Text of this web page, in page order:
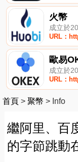
火幣
成立於
URL：
歐易
成立於
URL：
首頁 > 聚幣 > Info
繼阿里、百
的字節跳動